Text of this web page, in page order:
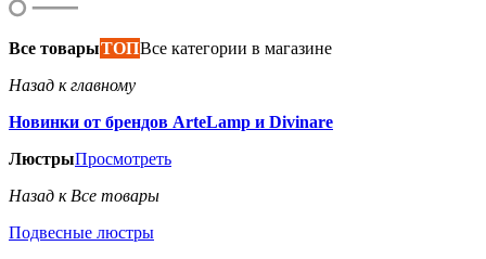
Все товарыТОПВсе категории в магазине
Назад к главному
Новинки от брендов ArteLamp и Divinare
ЛюстрыПросмотреть
Назад к Все товары
Подвесные люстры